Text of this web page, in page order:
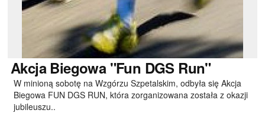
AkcjaBiegowa "Fun DGS Run"
W minioną sobotę na Wzgórzu Szpetalskim, odbyła się Akcja
Biegowa FUN DGS RUN, która zorganizowana została z okazji
jubileuszu..